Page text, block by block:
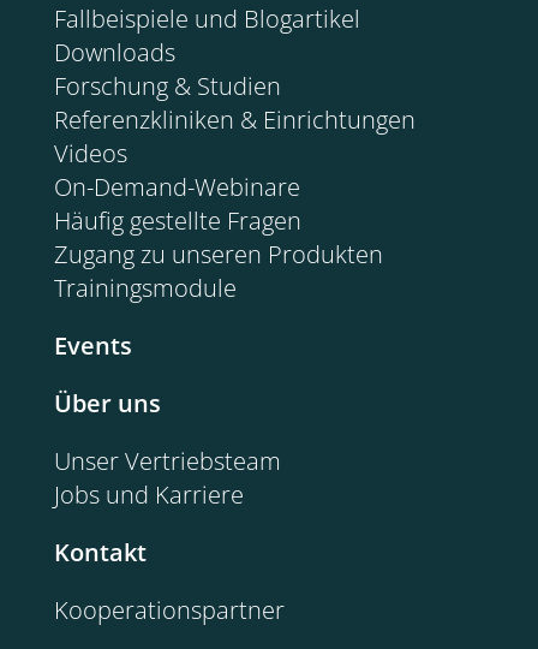
Fallbeispiele und Blogartikel
Downloads
Forschung & Studien
Referenzkliniken & Einrichtungen
Videos
On-Demand-Webinare
Häufig gestellte Fragen
Zugang zu unseren Produkten
Trainingsmodule
Events
Über uns
Unser Vertriebsteam
Jobs und Karriere
Kontakt
Kooperationspartner